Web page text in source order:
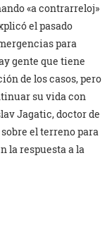
«a contrarreloj»
el pasado
para
gente que tiene
de los casos, pero
su vida con
Jagatic, doctor de
el terreno para
la respuesta a la